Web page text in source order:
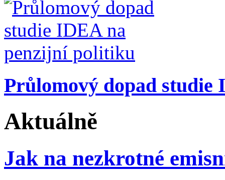
Průlomový dopad
Aktuálně
Jak na nezkrotné